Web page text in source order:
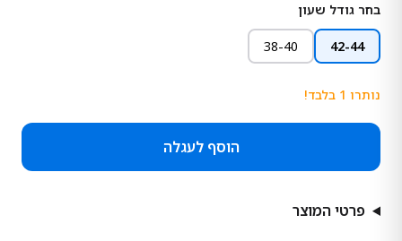
בחר גודל שעון
42-44
38-40
נותרו 1 בלבד!
הוסף לעגלה
פרטי המוצר